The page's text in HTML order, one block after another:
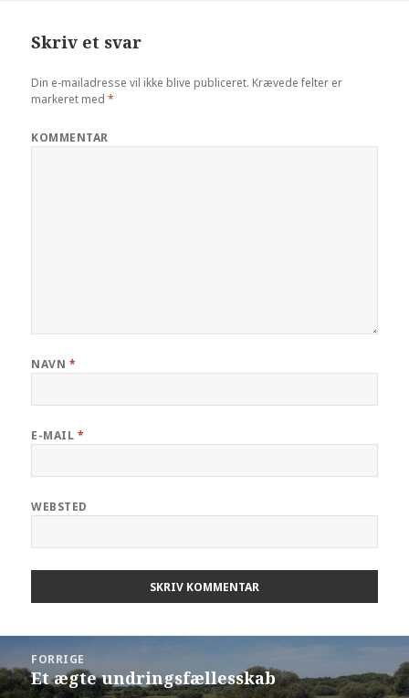
Skriv et svar
Din e-mailadresse vil ikke blive publiceret. Krævede felter er
markeret med*
KOMMENTAR
NAVN *
E-MAIL *
WEBSTED
FORRIGE
Forrige
Et ægte undringsfællesskab